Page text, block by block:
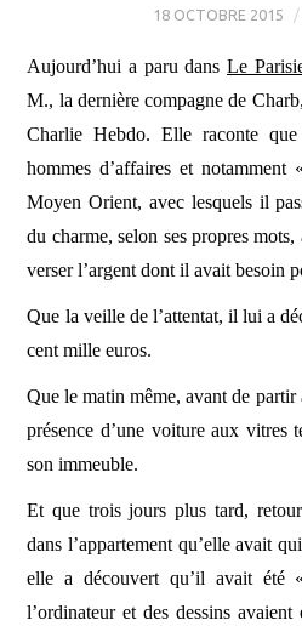
18 OCTOBRE 2015
Aujourd’hui a paru dansLe
M., la dernière compagne de
Charlie Hebdo. Elle raconte
hommes d’affaires et
Moyen Orient, avec lesquels il
du charme, selon ses propres
verser l’argent dont il avait besoin
Que la veille de l’attentat, il lui a
cent mille euros.
Que le matin même, avant de
présence d’une voiture aux vitres
son immeuble.
Et que trois jours plus tard,
dans l’appartement qu’elle avait
elle a découvert qu’il avait
l’ordinateur et des dessins avaient